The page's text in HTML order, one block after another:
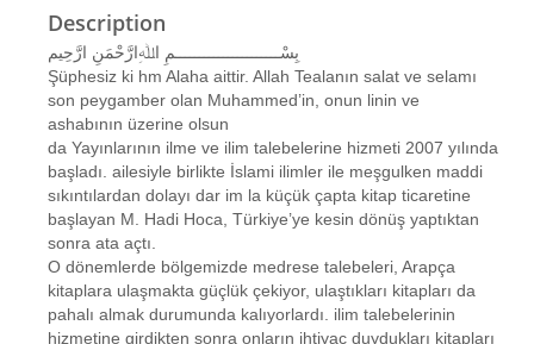
Description
بِسْــــــــــــــــــــــمِ اﷲِارَّحْمَنِ ارَّحِيم
Şüphesiz ki hm Alaha aittir. Allah Tealanın salat ve selamı
son peygamber olan Muhammed’in, onun linin ve
ashabının üzerine olsun
da Yayınlarının ilme ve ilim talebelerine hizmeti 2007 yılında
başladı. ailesiyle birlikte İslami ilimler ile meşgulken maddi
sıkıntılardan dolayı dar im la küçük çapta kitap ticaretine
başlayan M. Hadi Hoca, Türkiye’ye kesin dönüş yaptıktan
sonra ata açtı.
O dönemlerde bölgemizde medrese talebeleri, Arapça
kitaplara ulaşmakta güçlük çekiyor, ulaştıkları kitapları da
pahalı almak durumunda kalıyorlardı. ilim talebelerinin
hizmetine girdikten sonra onların ihtiyaç duydukları kitapları